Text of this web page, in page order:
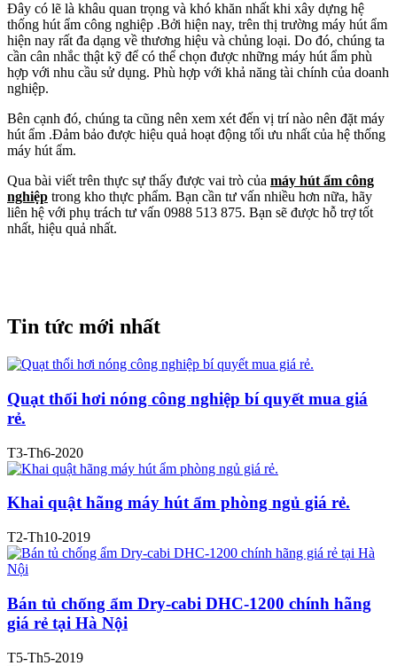
Đây có lẽ là khâu quan trọng và khó khăn nhất khi xây dựng hệ
thống hút ẩm công nghiệp .Bởi hiện nay, trên thị trường máy hút ẩm
hiện nay rất đa dạng về thương hiệu và chủng loại. Do đó, chúng ta
cần cân nhắc thật kỹ để có thể chọn được những máy hút ẩm phù
hợp với nhu cầu sử dụng. Phù hợp với khả năng tài chính của doanh
nghiệp.
Bên cạnh đó, chúng ta cũng nên xem xét đến vị trí nào nên đặt máy
hút ẩm .Đảm bảo được hiệu quả hoạt động tối ưu nhất của hệ thống
máy hút ẩm.
Qua bài viết trên thực sự thấy được vai trò của máy hút ẩm công
nghiệp trong kho thực phẩm. Bạn cần tư vấn nhiều hơn nữa, hãy
liên hệ với phụ trách tư vấn 0988 513 875. Bạn sẽ được hỗ trợ tốt
nhất, hiệu quả nhất.
Tin tức mới nhất
Quạt thổi hơi nóng công nghiệp bí quyết mua giá
rẻ.
T3-Th6-2020
Khai quật hãng máy hút ẩm phòng ngủ giá rẻ.
T2-Th10-2019
Bán tủ chống ẩm Dry-cabi DHC-1200 chính hãng
giá rẻ tại Hà Nội
T5-Th5-2019